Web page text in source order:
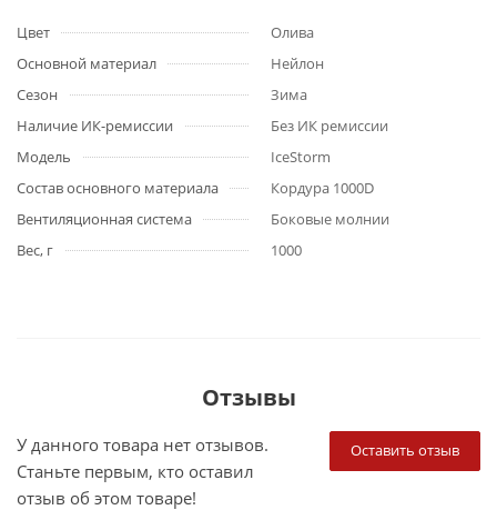
Цвет
Олива
Основной материал
Нейлон
Сезон
Зима
Наличие ИК-ремиссии
Без ИК ремиссии
Модель
IceStorm
Состав основного материала
Кордура 1000D
Вентиляционная система
Боковые молнии
Вес, г
1000
Отзывы
Оставить отзыв
У данного товара нет отзывов.
Станьте первым, кто оставил
отзыв об этом товаре!